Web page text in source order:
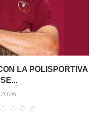
LA POLISPORTIVA